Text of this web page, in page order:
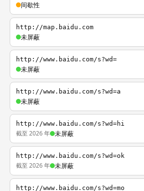
间歇性
http://map.baidu.com
未屏蔽
http://www.baidu.com/s?wd=
未屏蔽
http://www.baidu.com/s?wd=a
未屏蔽
http://www.baidu.com/s?wd=hi
截至 2026 年 未屏蔽
http://www.baidu.com/s?wd=ok
截至 2026 年 未屏蔽
http://www.baidu.com/s?wd=mo